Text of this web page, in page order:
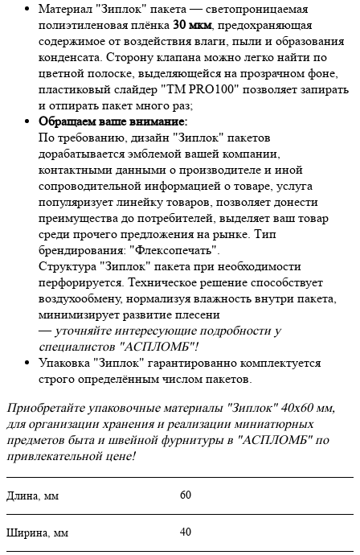
Материал "Зиплок" пакета — светопроницаемая
полиэтиленовая плёнка 30 мкм, предохраняющая
содержимое от воздействия влаги, пыли и образования
конденсата. Сторону клапана можно легко найти по
цветной полоске, выделяющейся на прозрачном фоне,
пластиковый слайдер "ТМ PRO100" позволяет запирать
и отпирать пакет много раз;
Обращаем ваше внимание:
По требованию, дизайн "Зиплок" пакетов
дорабатывается эмблемой вашей компании,
контактными данными о производителе и иной
сопроводительной информацией о товаре, услуга
популяризует линейку товаров, позволяет донести
преимущества до потребителей, выделяет ваш товар
среди прочего предложения на рынке. Тип
брендирования: "Флексопечать".
Структура "Зиплок" пакета при необходимости
перфорируется. Техническое решение способствует
воздухообмену, нормализуя влажность внутри пакета,
минимизирует развитие плесени
— уточняйте интересующие подробности у
специалистов "АСПЛОМБ"!
Упаковка "Зиплок" гарантированно комплектуется
строго определённым числом пакетов.
Приобретайте упаковочные материалы "Зиплок" 40х60 мм,
для организации хранения и реализации миниатюрных
предметов быта и швейной фурнитуры в "АСПЛОМБ" по
привлекательной цене!
Длина, мм 60
Ширина, мм 40